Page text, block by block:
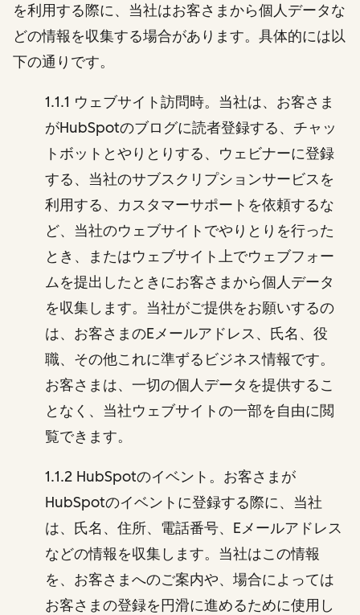
を利用する際に、当社はお客さまから個人データな
どの情報を収集する場合があります。具体的には以
下の通りです。
1.1.1 ウェブサイト訪問時。当社は、お客さま
がHubSpotのブログに読者登録する、チャッ
トボットとやりとりする、ウェビナーに登録
する、当社のサブスクリプションサービスを
利用する、カスタマーサポートを依頼するな
ど、当社のウェブサイトでやりとりを行った
とき、またはウェブサイト上でウェブフォー
ムを提出したときにお客さまから個人データ
を収集します。当社がご提供をお願いするの
は、お客さまのEメールアドレス、氏名、役
職、その他これに準ずるビジネス情報です。
お客さまは、一切の個人データを提供するこ
となく、当社ウェブサイトの一部を自由に閲
覧できます。
1.1.2 HubSpotのイベント。お客さまが
HubSpotのイベントに登録する際に、当社
は、氏名、住所、電話番号、Eメールアドレス
などの情報を収集します。当社はこの情報
を、お客さまへのご案内や、場合によっては
お客さまの登録を円滑に進めるために使用し